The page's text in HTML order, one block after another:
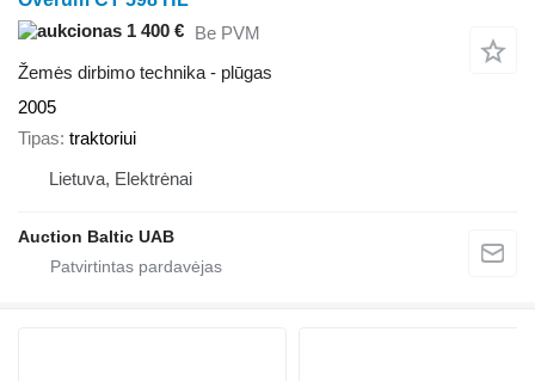
1 400 € Be PVM
Žemės dirbimo technika - plūgas
2005
Tipas traktoriui
Lietuva, Elektrėnai
Auction Baltic UAB